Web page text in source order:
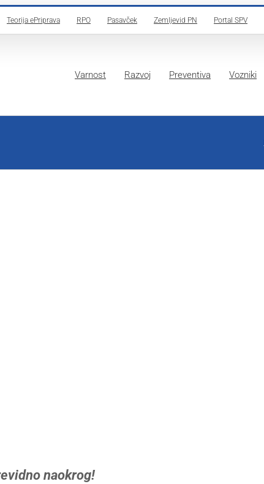
Teorija ePriprava RPO Pasavček Zemljevid PN Portal SPV
Varnost Razvoj Preventiva Vozniki
naokrog!